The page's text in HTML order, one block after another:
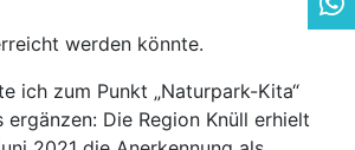
werden könnte.
ich zum Punkt „Naturpark-Kita“
ergänzen: Die Region Knüll erhielt